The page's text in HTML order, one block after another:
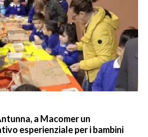
a Macomer un
esperienziale per i bambini